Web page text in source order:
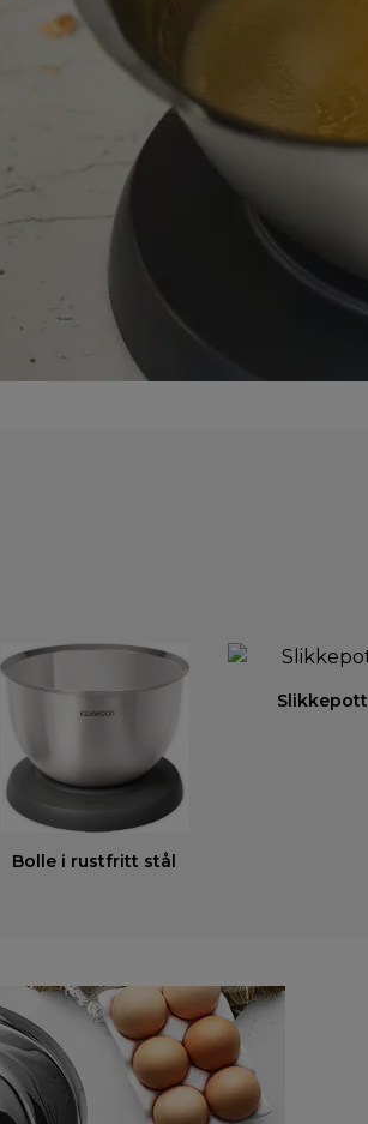
Bolle i rustfritt stål
Slikkepott